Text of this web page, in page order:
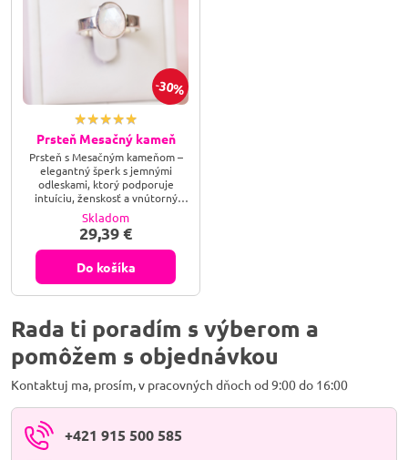
30%
Prsteň Mesačný kameň
Prsteň s Mesačným kameňom –
elegantný šperk s jemnými
odleskami, ktorý podporuje
intuíciu, ženskosť a vnútorný
pokoj. Ideálny ako darček. Objav
krásu mesačného svitu vo forme
prsteňa. Objav magickú krásu
mesačného kameňa – symbolu
ženskosti, intuície a nežnosti,
ktorý rozžiari tvoju dušu aj štýl.
Skladom
29,39 €
Do košíka
Rada ti poradím s výberom a
pomôžem s objednávkou
Kontaktuj ma, prosím, v pracovných dňoch od 9:00 do 16:00
+421 915 500 585